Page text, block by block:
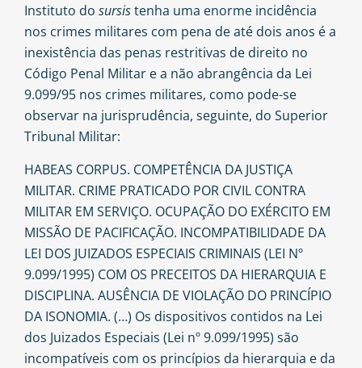
Instituto do sursistenha uma enorme incidência
nos crimes militares com pena de até dois anos é a
inexistência das penas restritivas de direito no
Código Penal Militar e a não abrangência da Lei
9.099/95 nos crimes militares, como pode-se
observar na jurisprudência, seguinte, do Superior
Tribunal Militar:
HABEAS CORPUS. COMPETÊNCIA DA JUSTIÇA
MILITAR. CRIME PRATICADO POR CIVIL CONTRA
MILITAR EM SERVIÇO. OCUPAÇÃO DO EXÉRCITO EM
MISSÃO DE PACIFICAÇÃO. INCOMPATIBILIDADE DA
LEI DOS JUIZADOS ESPECIAIS CRIMINAIS (LEI Nº
9.099/1995) COM OS PRECEITOS DA HIERARQUIA E
DISCIPLINA. AUSÊNCIA DE VIOLAÇÃO DO PRINCÍPIO
DA ISONOMIA. (…) Os dispositivos contidos na Lei
dos Juizados Especiais (Lei nº 9.099/1995) são
incompatíveis com os princípios da hierarquia e da